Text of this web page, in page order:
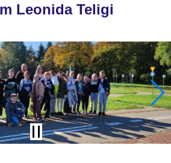
Leonida Teligi